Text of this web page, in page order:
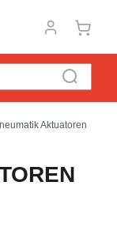
Aktuatoren